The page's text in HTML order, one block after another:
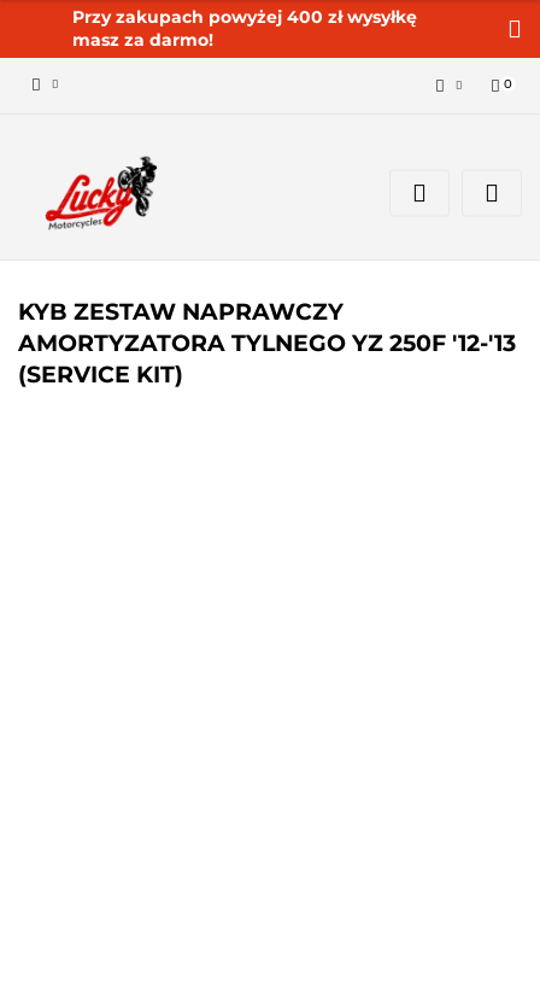
Przy zakupach powyżej 400 zł wysyłkę
masz za darmo!
Dodaj zgłoszenie
0
KYB ZESTAW NAPRAWCZY
AMORTYZATORA TYLNEGO YZ 250F '12-'13
(SERVICE KIT)